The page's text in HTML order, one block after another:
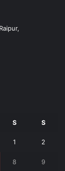
S S
1 2
8 9